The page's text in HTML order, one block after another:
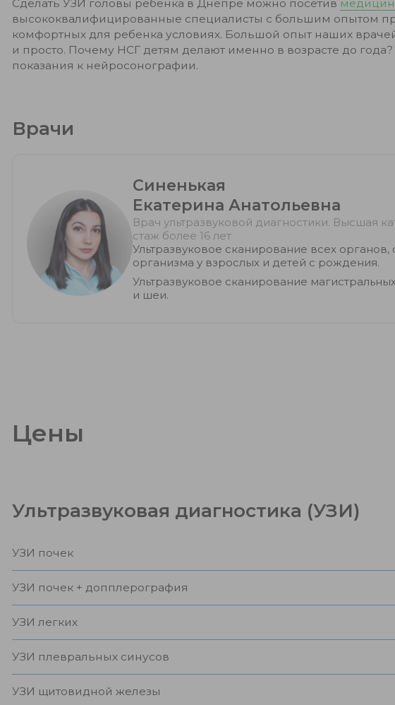
Сделать УЗИ головы ребенка в Днепре можно посетив
высококвалифицированные специалисты с большим опытом
комфортных для ребенка условиях. Большой опыт наших
и просто. Почему НСГ детям делают именно в возрасте до
показания к нейросонографии.
Врачи
Синенькая
Екатерина Анатольевна
Врач ультразвуковой диагностики. Высшая
стаж более 16 лет
Ультразвуковое сканирование всех органов,
организма у взрослых и детей с рождения.
Ультразвуковое сканирование
и шеи.
Цены
Ультразвуковая диагностика (УЗИ)
УЗИ почек
УЗИ почек + допплерография
УЗИ легких
УЗИ плевральных синусов
УЗИ щитовидной железы